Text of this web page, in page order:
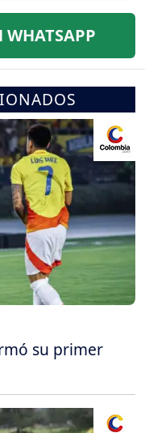
WHATSAPP
su primer